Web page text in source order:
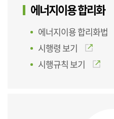
에너지이용 합리화
에너지이용 합리화법
시행령 보기
시행규칙 보기